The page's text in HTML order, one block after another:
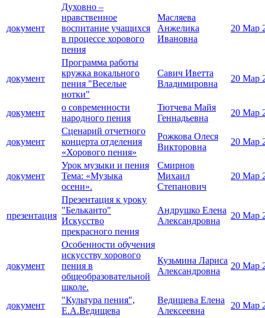
документ
Духовно –
нравственное
воспитание учащихся
в процессе хорового
пения
Масляева
Анжелика
Ивановна
20 Мар
документ
Программа работы
кружка вокального
пения "Веселые
нотки"
Савич Иветта
Владимировна
20 Мар
документ
о современности
народного пения
Тютчева Майя
Геннадьевна
20 Мар
документ
Сценарий отчетного
концерта отделения
«Хорового пения»
Рожкова Олеся
Викторовна
20 Мар
документ
Урок музыки и пения
Тема: «Музыка
осени».
Смирнов
Михаил
Степанович
20 Мар
презентация
Презентация к уроку
"Бельканто"
Искусство
прекрасного пения
Андрушко Елена
Александровна
20 Мар
документ
Особенности обучения
искусству хорового
пения в
общеобразовательной
школе.
Кузьмина Лариса
Александровна
20 Мар
документ
"Культура пения",
Е.А.Ведищева
Ведищева Елена
Алексеевна
20 Мар